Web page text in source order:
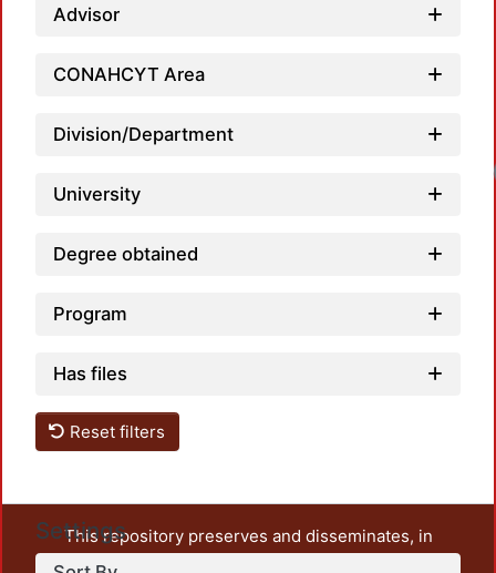
Advisor
CONAHCYT Area
Division/Department
University
Degree obtained
Program
Has files
Reset filters
Settings
This repository preserves and disseminates, in
unrestricted open access, the teaching and research